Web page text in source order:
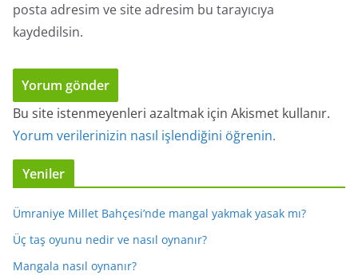
posta adresim ve site adresim bu tarayıcıya
kaydedilsin.
Bu site istenmeyenleri azaltmak için Akismet kullanır.
Yorum verilerinizin nasıl işlendiğini öğrenin.
Yeniler
Ümraniye Millet Bahçesi’nde mangal yakmak yasak mı?
Üç taş oyunu nedir ve nasıl oynanır?
Mangala nasıl oynanır?